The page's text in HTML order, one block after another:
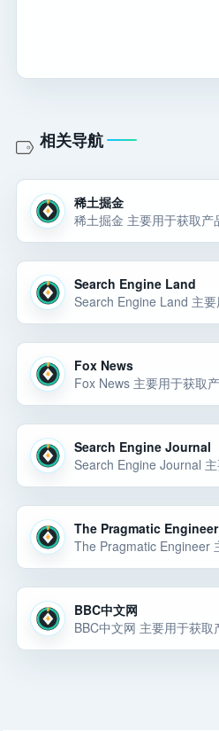
相关导航
稀土掘金
Search Engine Land
Fox News
Search Engine Journal
The Pragmatic Engineer
BBC中文网